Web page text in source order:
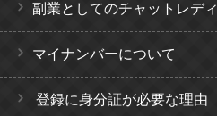
副業としてのチャットレディ
マイナンバーについて
登録に身分証が必要な理由